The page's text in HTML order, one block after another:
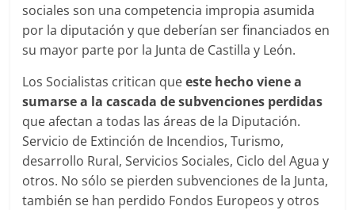
sociales son una competencia impropia asumida
por la diputación y que deberían ser financiados en
su mayor parte por la Junta de Castilla y León.
Los Socialistas critican queeste hecho viene a
sumarse a la cascada de subvenciones perdidas
que afectan a todas las áreas de la Diputación.
Servicio de Extinción de Incendios, Turismo,
desarrollo Rural, Servicios Sociales, Ciclo del Agua y
otros. No sólo se pierden subvenciones de la Junta,
también se han perdido Fondos Europeos y otros